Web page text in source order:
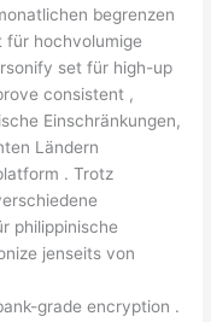
begrenzen
für hochvolumige
set für high-up
consistent ,
Einschränkungen,
Ländern
. Trotz
philippinische
jenseits von
grade encryption .